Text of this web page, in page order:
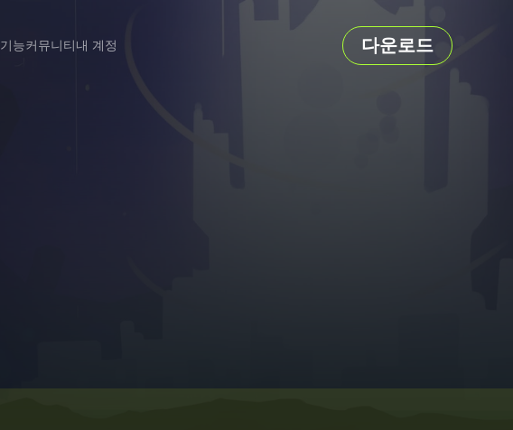
기능커뮤니티내 계정 다운로드